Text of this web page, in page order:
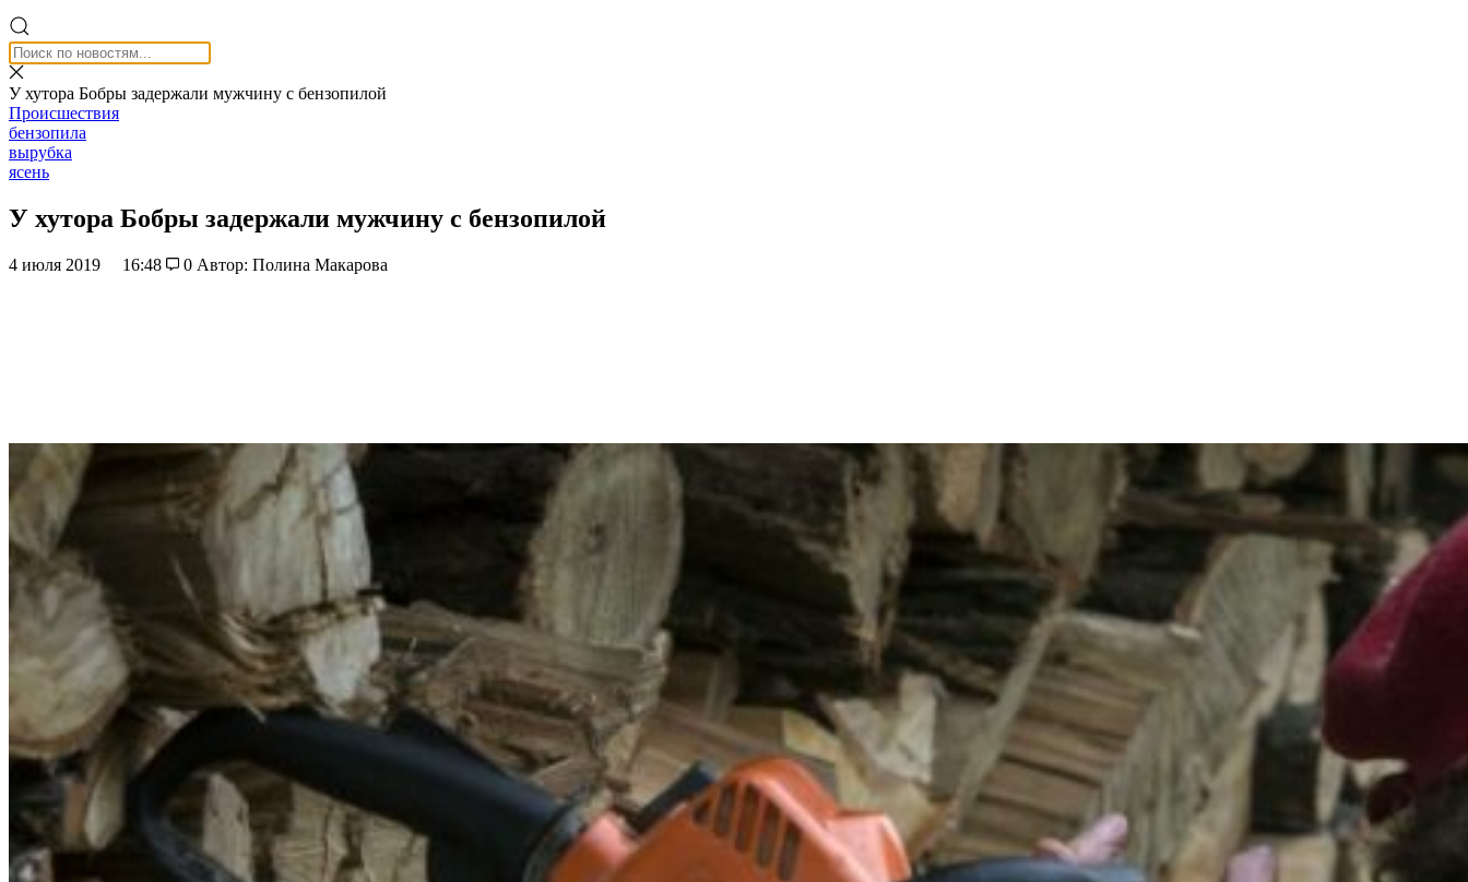
У хутора Бобры задержали мужчину с бензопилой
Происшествия
бензопила
вырубка
ясень
У хутора Бобры задержали мужчину с бензопилой
4 июля 2019 16:48 0 Автор: Полина Макарова